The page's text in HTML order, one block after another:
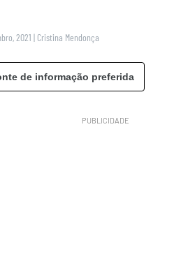
2021 | Cristina Mendonça
de informação preferida